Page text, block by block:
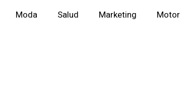
Moda Salud Marketing Motor